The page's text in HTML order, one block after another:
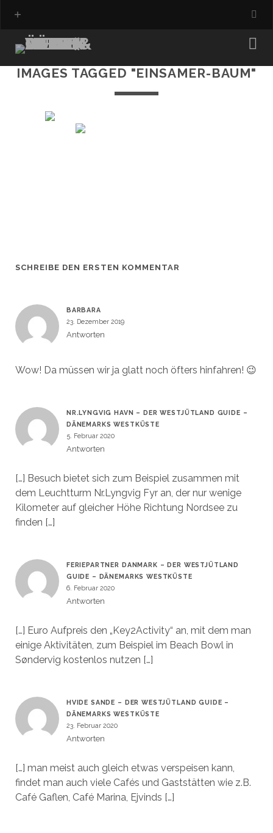
IMAGES TAGGED "EINSAMER-BAUM"
SCHREIBE DEN ERSTEN KOMMENTAR
BARBARA
23. Dezember 2019
Antworten
Wow! Da müssen wir ja glatt noch öfters hinfahren! 😉
NR.LYNGVIG HAVN – DER WESTJÜTLAND GUIDE –
DÄNEMARKS WESTKÜSTE
5. Februar 2020
Antworten
[…] Besuch bietet sich zum Beispiel zusammen mit
dem Leuchtturm Nr.Lyngvig Fyr an, der nur wenige
Kilometer auf gleicher Höhe Richtung Nordsee zu
finden […]
FERIEPARTNER DANMARK – DER WESTJÜTLAND
GUIDE – DÄNEMARKS WESTKÜSTE
6. Februar 2020
Antworten
[…] Euro Aufpreis den „Key2Activity“ an, mit dem man
einige Aktivitäten, zum Beispiel im Beach Bowl in
Søndervig kostenlos nutzen […]
HVIDE SANDE – DER WESTJÜTLAND GUIDE –
DÄNEMARKS WESTKÜSTE
23. Februar 2020
Antworten
[…] man meist auch gleich etwas verspeisen kann,
findet man auch viele Cafés und Gaststätten wie z.B.
Café Gaflen, Café Marina, Ejvinds […]